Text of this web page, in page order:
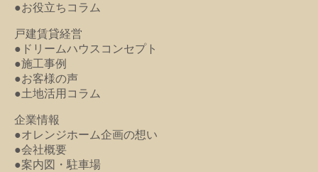
●お役立ちコラム
戸建賃貸経営
●ドリームハウスコンセプト
●施工事例
●お客様の声
●土地活用コラム
企業情報
●オレンジホーム企画の想い
●会社概要
●案内図・駐車場